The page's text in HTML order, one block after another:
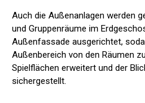
Auch die Außenanlagen werden
und Gruppenräume im
Außenfassade ausgerichtet,
Außenbereich von den Räumen
Spielflächen erweitert und der
sichergestellt.